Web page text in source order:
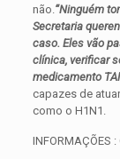
não. “Ninguém
Secretaria
caso. Eles vão
clínica, verificar
medicamento
capazes de
como o H1N1.
INFORMAÇÕES :